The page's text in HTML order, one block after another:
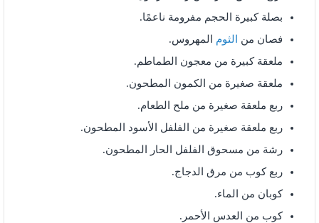
بصلة كبيرة الحجم مفرومة ناعمًا.
فصان من
الثوم المهروس.
ملعقة كبيرة من معجون الطماطم.
ملعقة صغيرة من الكمون المطحون.
ربع ملعقة صغيرة من ملح الطعام.
ربع ملعقة صغيرة من الفلفل الأسود المطحون.
رشة من مسحوق الفلفل الحار المطحون.
ربع كوب من مرق الدجاج.
كوبان من الماء.
كوب من العدس الأحمر.